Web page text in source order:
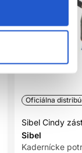
Oficiálna
Sibel Cindy
Sibel
Kadernícke